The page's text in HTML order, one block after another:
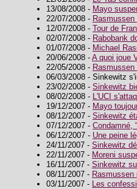
13/08/2008 - Mayo
22/07/2008 -
12/07/2008 - Tour de
02/07/2008 - Rabobank
01/07/2008 - Michael
20/06/2008 - A quoi joue
22/05/2008 -
06/03/2008 - Sinkewitz
23/02/2008 - Sinkewitz
08/02/2008 - L'UCI
19/12/2007 - Mayo
08/12/2007 - Sinkewitz
07/12/2007 - Condamné,
06/12/2007 - Une peine
24/11/2007 - Sinkewitz
22/11/2007 - Moreni
16/11/2007 - Sinkewitz
08/11/2007 - Rasmussen
03/11/2007 - Les